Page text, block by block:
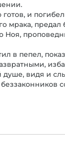
и
мрака, предал
в пепел,
видя и